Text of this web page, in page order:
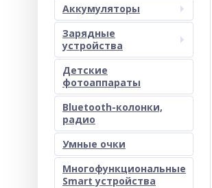
Аккумуляторы
Зарядные
устройства
Детские
фотоаппараты
Bluetooth-колонки,
радио
Умные очки
Многофункциональные
Smart устройства